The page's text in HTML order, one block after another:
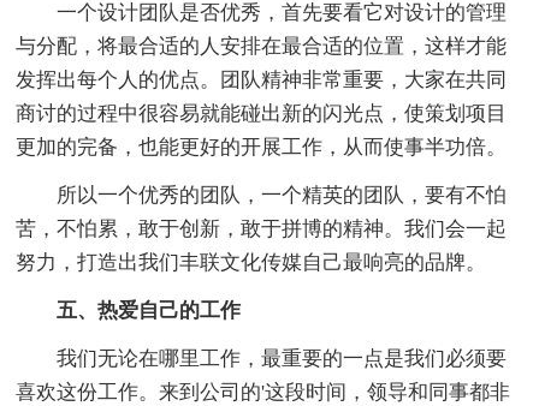
一个设计团队是否优秀，首先要看它对设计的管理
与分配，将最合适的人安排在最合适的位置，这样才能
发挥出每个人的优点。团队精神非常重要，大家在共同
商讨的过程中很容易就能碰出新的闪光点，使策划项目
更加的完备，也能更好的开展工作，从而使事半功倍。
所以一个优秀的团队，一个精英的团队，要有不怕
苦，不怕累，敢于创新，敢于拼博的精神。我们会一起
努力，打造出我们丰联文化传媒自己最响亮的品牌。
五、热爱自己的工作
我们无论在哪里工作，最重要的一点是我们必须要
喜欢这份工作。来到公司的'这段时间，领导和同事都非